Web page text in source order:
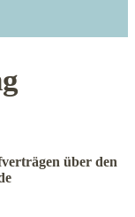
über den